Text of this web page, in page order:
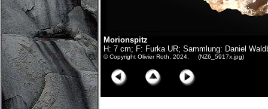
Morionspitz
H: 7 cm; F: Furka UR; Sammlung: Daniel
© Copyright Olivier Roth, 2024. (NZ6_5917x.jpg)